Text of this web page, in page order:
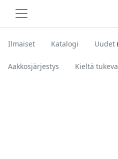
Ilmaiset Katalogi Uudet
Aakkosjärjestys Kieltä tukeva